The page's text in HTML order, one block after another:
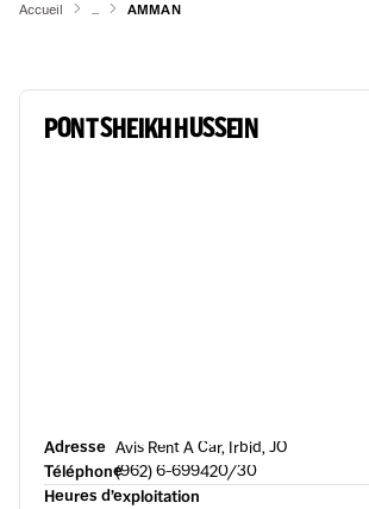
Accueil ... AMMAN
PONT SHEIKH HUSSEIN
Adresse Avis Rent A Car, Irbid, JO
Téléphone(962) 6-699420/30
Heures d’exploitation